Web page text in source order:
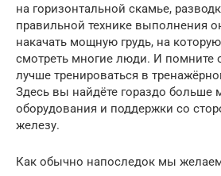
на горизонтальной скамье,
правильной технике выполнения
накачать мощную грудь, на
смотреть многие люди. И помните
лучше тренироваться в
Здесь вы найдёте гораздо больше
оборудования и поддержки со
железу.
Как обычно напоследок мы